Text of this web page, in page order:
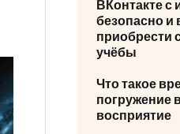
ВКонтакте с
безопасно и
приобрести
учёбы
Что такое
погружение
восприятие